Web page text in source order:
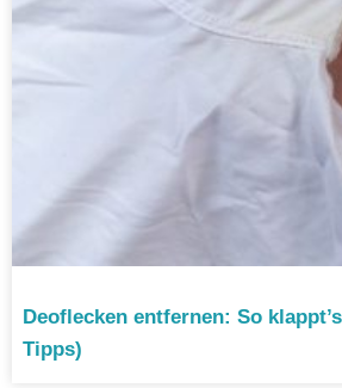
Deoflecken entfernen: So
Tipps)